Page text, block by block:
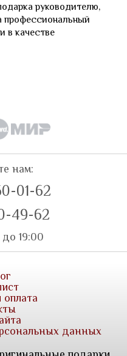
руководителю,
профессиональный
в качестве
нам:
01-62
49-62
19:00
данных